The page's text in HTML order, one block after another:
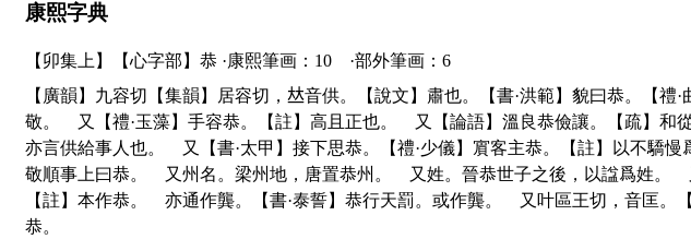
康熙字典
【卯集上】【心字部】恭 ·康熙筆画：10 ·部外筆画：6
【廣韻】九容切【集韻】居容切， 𠀤音供。【說文】肅也。【書·洪範】貌曰恭。【禮
敬。 又【禮·玉藻】手容恭。【註】高且正也。 又【論語】溫良恭儉讓。【疏】和
亦言供給事人也。 又【書·太甲】接下思恭。【禮·少儀】賔客主恭。【註】以不驕
敬順事上曰恭。 又州名。梁州地，唐置恭州。 又姓。晉恭世子之後，以諡爲姓。
【註】本作恭。 亦通作龔。【書·泰誓】恭行天罰。或作龔。 又叶區王切，音匡
恭。